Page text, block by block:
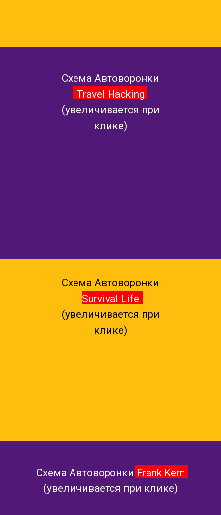
Схема Автоворонки
Travel Hacking
(увеличивается при
клике)
Схема Автоворонки
Survival Life
(увеличивается при
клике)
Схема Автоворонки Frank Kern
(увеличивается при клике)